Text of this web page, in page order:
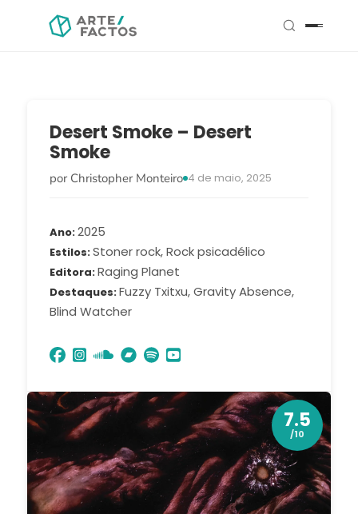
Desert Smoke – Desert
Smoke
por Christopher Monteiro 4 de maio, 2025
Ano 2025
Estilos Stoner rock, Rock psicadélico
Editora Raging Planet
Destaques Fuzzy Txitxu, Gravity Absence,
Blind Watcher
7.5
/10